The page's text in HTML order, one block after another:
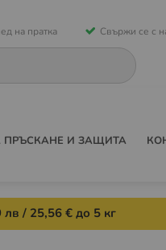
на пратка Свържи се с
ПРЪСКАНЕ И ЗАЩИТА
лв / 25,56 € до 5 кг